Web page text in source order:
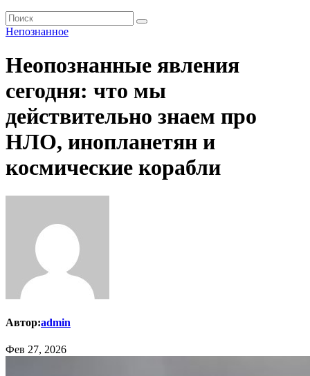
Непознанное
Неопознанные явления
сегодня: что мы
действительно знаем про
НЛО, инопланетян и
космические корабли
Автор:admin
Фев 27, 2026